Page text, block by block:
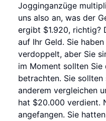
Jogginganzüge
uns also an, was der
ergibt $1.920, richtig?
auf Ihr Geld. Sie
verdoppelt, aber Sie
im Moment sollten Sie
betrachten. Sie
anderem vergleichen
hat $20.000 verdient.
angefangen. Sie